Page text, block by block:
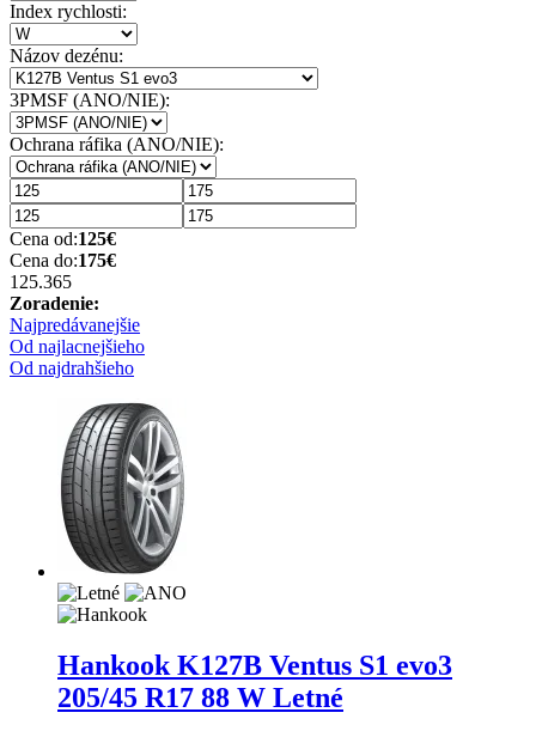
Index rychlosti:
Názov dezénu:
3PMSF (ANO/NIE):
Ochrana ráfika (ANO/NIE):
Cena od:125€
Cena do:175€
125.365
Zoradenie:
Najpredávanejšie
Od najlacnejšieho
Od najdrahšieho
Hankook K127B Ventus S1 evo3
205/45 R17 88 W Letné